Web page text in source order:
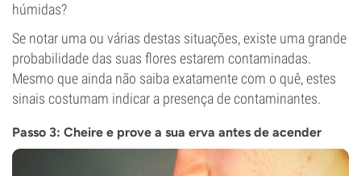
húmidas?
Se notar uma ou várias destas situações, existe uma grande
probabilidade das suas flores estarem contaminadas.
Mesmo que ainda não saiba exatamente com o quê, estes
sinais costumam indicar a presença de contaminantes.
Passo 3: Cheire e prove a sua erva antes de acender